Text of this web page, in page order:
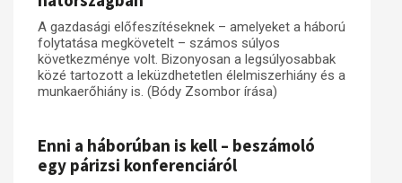
Emlékművek (feltöltés alatt)
Menekültek
Visszhang
Publikációk
Kapcsolat
Dokumentumok
A trianoni szerződés
A gazdasági előfeszítéseknek – amelyeket a háború
folytatása megkövetelt – számos súlyos
következménye volt. Bizonyosan a legsúlyosabbak
közé tartozott a leküzdhetetlen élelmiszerhiány és a
munkaerőhiány is. (Bódy Zsombor írása)
Enni a háborúban is kell – beszámoló
egy párizsi konferenciáról